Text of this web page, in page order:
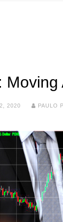
2020 PAULO